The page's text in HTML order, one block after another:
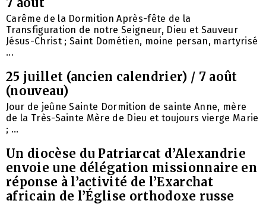
Carême de la Dormition Après-fête de la
Transfiguration de notre Seigneur, Dieu et Sauveur
Jésus-Christ ; Saint Dométien, moine persan, martyrisé
...
25 juillet (ancien calendrier) / 7 août
(nouveau)
Jour de jeûne Sainte Dormition de sainte Anne, mère
de la Très-Sainte Mère de Dieu et toujours vierge Marie
; ...
Un diocèse du Patriarcat d’Alexandrie
envoie une délégation missionnaire en
réponse à l’activité de l’Exarchat
africain de l’Église orthodoxe russe